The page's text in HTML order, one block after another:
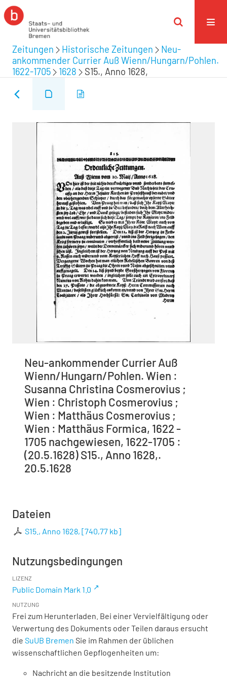
Zeitungen Historische Zeitungen
Neu-
ankommender Currier Auß Wienn/Hungarn/Pohlen.
1622-1705
1628 S15., Anno 1628,
Neu-ankommender Currier Auß
Wienn/Hungarn/Pohlen. Wien :
Susanna Christina Cosmerovius ;
Wien : Christoph Cosmerovius ;
Wien : Matthäus Cosmerovius ;
Wien : Matthäus Formica, 1622 -
1705 nachgewiesen, 1622-1705 :
(20.5.1628) S15., Anno 1628,.
20.5.1628
Dateien
S15., Anno 1628, [740,77 kb]
Nutzungsbedingungen
LIZENZ
Public Domain Mark 1.0
NUTZUNG
Frei zum Herunterladen. Bei einer Vervielfältigung oder
Verwertung des Dokuments oder Teilen daraus ersucht
die SuUB Bremen Sie im Rahmen der üblichen
wissenschaftlichen Gepflogenheiten um:
Nachricht an die besitzende Institution